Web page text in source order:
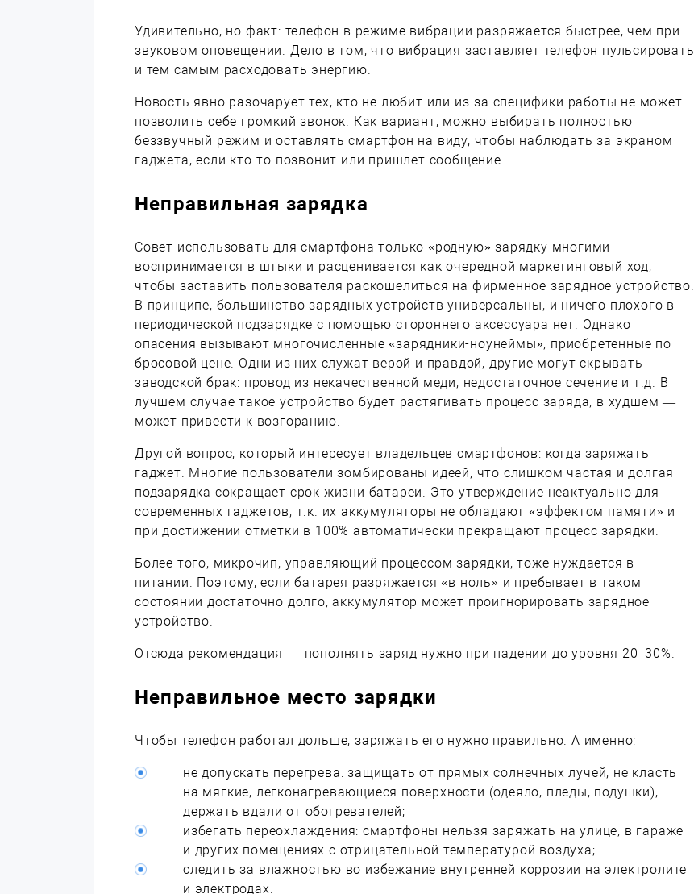
Удивительно, но факт: телефон в режиме вибрации разряжается быстрее, чем при
звуковом оповещении. Дело в том, что вибрация заставляет телефон пульсировать
и тем самым расходовать энергию.
Новость явно разочарует тех, кто не любит или из-за специфики работы не может
позволить себе громкий звонок. Как вариант, можно выбирать полностью
беззвучный режим и оставлять смартфон на виду, чтобы наблюдать за экраном
гаджета, если кто-то позвонит или пришлет сообщение.
Неправильная зарядка
Совет использовать для смартфона только «родную» зарядку многими
воспринимается в штыки и расценивается как очередной маркетинговый ход,
чтобы заставить пользователя раскошелиться на фирменное зарядное устройство.
В принципе, большинство зарядных устройств универсальны, и ничего плохого в
периодической подзарядке с помощью стороннего аксессуара нет. Однако
опасения вызывают многочисленные «зарядники-ноунеймы», приобретенные по
бросовой цене. Одни из них служат верой и правдой, другие могут скрывать
заводской брак: провод из некачественной меди, недостаточное сечение и т.д. В
лучшем случае такое устройство будет растягивать процесс заряда, в худшем —
может привести к возгоранию.
Другой вопрос, который интересует владельцев смартфонов: когда заряжать
гаджет. Многие пользователи зомбированы идеей, что слишком частая и долгая
подзарядка сокращает срок жизни батареи. Это утверждение неактуально для
современных гаджетов, т.к. их аккумуляторы не обладают «эффектом памяти» и
при достижении отметки в 100% автоматически прекращают процесс зарядки.
Более того, микрочип, управляющий процессом зарядки, тоже нуждается в
питании. Поэтому, если батарея разряжается «в ноль» и пребывает в таком
состоянии достаточно долго, аккумулятор может проигнорировать зарядное
устройство.
Отсюда рекомендация — пополнять заряд нужно при падении до уровня 20–30%.
Неправильное место зарядки
Чтобы телефон работал дольше, заряжать его нужно правильно. А именно:
не допускать перегрева: защищать от прямых солнечных лучей, не класть
на мягкие, легконагревающиеся поверхности (одеяло, пледы, подушки),
держать вдали от обогревателей;
избегать переохлаждения: смартфоны нельзя заряжать на улице, в гараже
и других помещениях с отрицательной температурой воздуха;
следить за влажностью во избежание внутренней коррозии на электролите
и электродах.